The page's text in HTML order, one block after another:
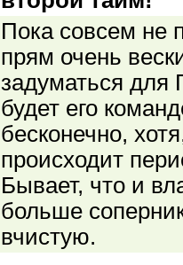
Пока совсем не
прям очень
задуматься для
будет его
бесконечно,
происходит
Бывает, что и
больше
вчистую.